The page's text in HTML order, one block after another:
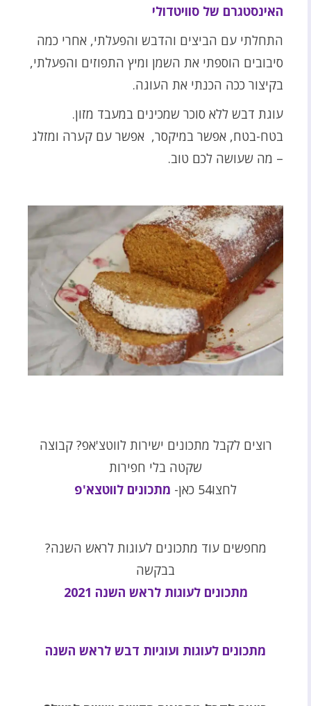
האינסטגרם של סוויטדולי
התחלתי עם הביצים והדבש והפעלתי, אחרי כמה
סיבובים הוספתי את השמן ומיץ התפוזים והפעלתי,
בקיצור ככה הכנתי את העוגה.
עוגת דבש ללא סוכר שמכינים במעבד מזון.
בטח-בטח, אפשר במיקסר, אפשר עם קערה ומזלג
– מה שעושה לכם טוב.
רוצים לקבל מתכונים ישירות לווטצ'אפ? קבוצה
שקטה בלי חפירות
לחצו54 כאן-
מתכונים לווטצא'פ
מחפשים עוד מתכונים לעוגות לראש השנה?
בבקשה
מתכונים לעוגות לראש השנה 2021
מתכונים לעוגות ועוגיות דבש לראש השנה